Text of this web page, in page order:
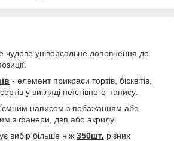
чудове універсальне доповнення до
- елемент прикраси тортів, бісквітів,
у вигляді неїстівного напису.
написом з побажанням або
з фанери, двп або акрилу.
вибір більше ніж 350шт. різних